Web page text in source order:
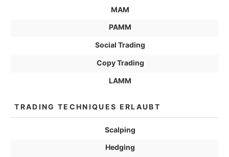
MAM
PAMM
Social Trading
Copy Trading
LAMM
TRADING TECHNIQUES ERLAUBT
Scalping
Hedging